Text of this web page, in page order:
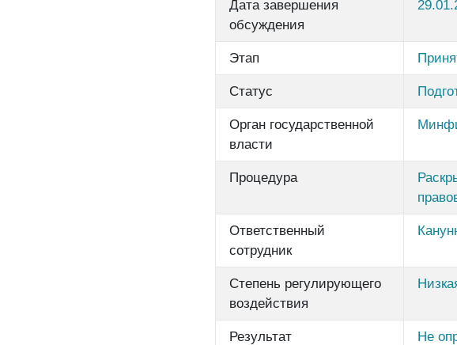
Дата завершения
обсуждения
Этап
Статус
Орган государственной
власти
Процедура
Ответственный
сотрудник
Степень регулирующего
воздействия
Результат Не